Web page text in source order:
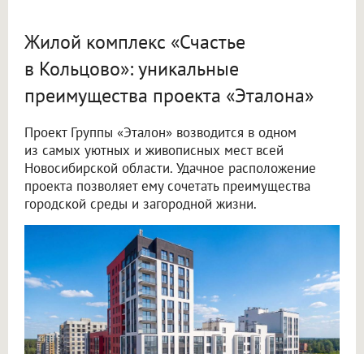
Жилой комплекс «Счастье
в Кольцово»: уникальные
преимущества проекта «Эталона»
Проект Группы «Эталон» возводится в одном
из самых уютных и живописных мест всей
Новосибирской области. Удачное расположение
проекта позволяет ему сочетать преимущества
городской среды и загородной жизни.